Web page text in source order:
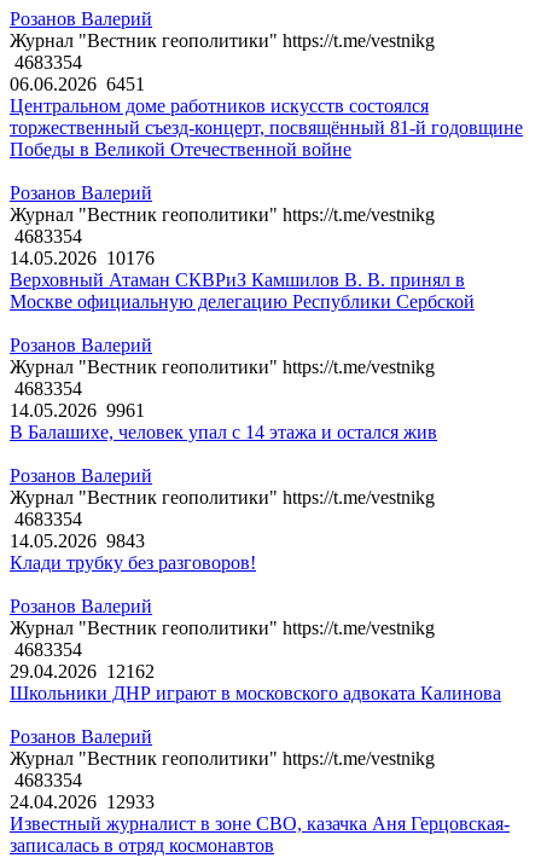
Розанов Валерий
Журнал "Вестник геополитики" https://t.me/vestnikg
4683354
06.06.2026 6451
Центральном доме работников искусств состоялся
торжественный съезд-концерт, посвящённый 81-й годовщине
Победы в Великой Отечественной войне
Розанов Валерий
Журнал "Вестник геополитики" https://t.me/vestnikg
4683354
14.05.2026 10176
Верховный Атаман СКВРиЗ Камшилов В. В. принял в
Москве официальную делегацию Республики Сербской
Розанов Валерий
Журнал "Вестник геополитики" https://t.me/vestnikg
4683354
14.05.2026 9961
В Балашихе, человек упал с 14 этажа и остался жив
Розанов Валерий
Журнал "Вестник геополитики" https://t.me/vestnikg
4683354
14.05.2026 9843
Клади трубку без разговоров!
Розанов Валерий
Журнал "Вестник геополитики" https://t.me/vestnikg
4683354
29.04.2026 12162
Школьники ДНР играют в московского адвоката Калинова
Розанов Валерий
Журнал "Вестник геополитики" https://t.me/vestnikg
4683354
24.04.2026 12933
Известный журналист в зоне СВО, казачка Аня Герцовская-
записалась в отряд космонавтов